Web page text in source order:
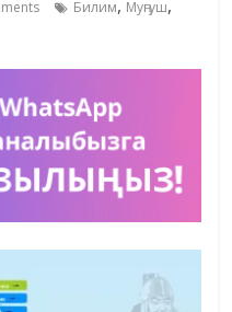
Билим, Муңгуш,